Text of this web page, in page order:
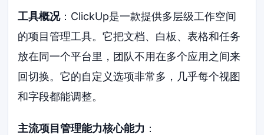
工具概况：ClickUp是一款提供多层级工作空间
的项目管理工具。它把文档、白板、表格和任务
放在同一个平台里，团队不用在多个应用之间来
回切换。它的自定义选项非常多，几乎每个视图
和字段都能调整。
主流项目管理能力核心能力 ：